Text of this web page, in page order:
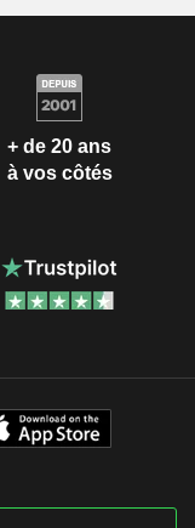
+ de 20 ans
à vos côtés